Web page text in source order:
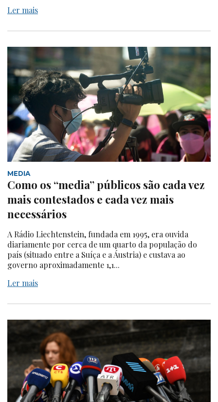
Ler mais
MEDIA
Como os “media” públicos são cada vez
mais contestados e cada vez mais
necessários
A Rádio Liechtenstein, fundada em 1995, era ouvida
diariamente por cerca de um quarto da população do
país (situado entre a Suíça e a Áustria) e custava ao
governo aproximadamente 1,1...
Ler mais